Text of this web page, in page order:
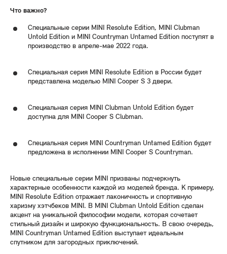
Что важно?
Специальные серии MINI Resolute Edition, MINI Clubman
Untold Edition и MINI Countryman Untamed Edition поступят в
производство в апреле-мае 2022 года.
Специальная серия MINI Resolute Edition в России будет
представлена моделью MINI Cooper S 3 двери.
Специальная серия MINI Clubman Untold Edition будет
доступна для MINI Cooper S Clubman.
Специальная серия MINI Countryman Untamed Edition будет
предложена в исполнении MINI Cooper S Countryman.
Новые специальные серии MINI призваны подчеркнуть
характерные особенности каждой из моделей бренда. К примеру,
MINI Resolute Edition отражает лаконичность и спортивную
харизму хэтчбеков MINI. В MINI Clubman Untold Edition сделан
акцент на уникальной философии модели, которая сочетает
стильный дизайн и широкую функциональность. В свою очередь,
MINI Countryman Untamed Edition выступает идеальным
спутником для загородных приключений.